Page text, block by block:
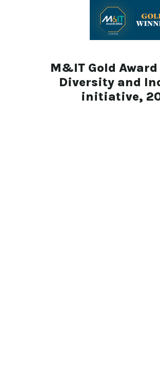
M&IT Gold
Diversity and
initiative,